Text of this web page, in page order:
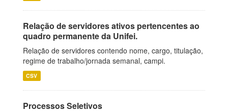
Relação de servidores ativos pertencentes ao
quadro permanente da Unifei.
Relação de servidores contendo nome, cargo, titulação,
regime de trabalho/jornada semanal, campi.
CSV
Processos Seletivos